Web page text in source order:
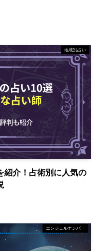
地域別占い
紹介！占術別に人気の
エンジェルナンバー